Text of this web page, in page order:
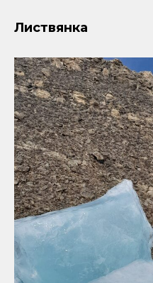
Листвянка